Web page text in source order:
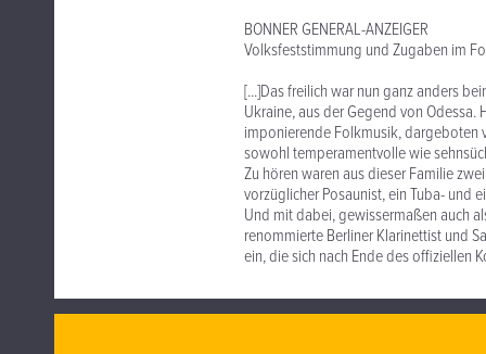
BONNER GENERAL-ANZEIGER
Volksfeststimmung und Zugaben im
[...]Das freilich war nun ganz anders
Ukraine, aus der Gegend von
imponierende Folkmusik, dargeboten
sowohl temperamentvolle wie
Zu hören waren aus dieser Familie
vorzüglicher Posaunist, ein Tuba- und
Und mit dabei, gewissermaßen auch
renommierte Berliner Klarinettist und
ein, die sich nach Ende des offiziellen